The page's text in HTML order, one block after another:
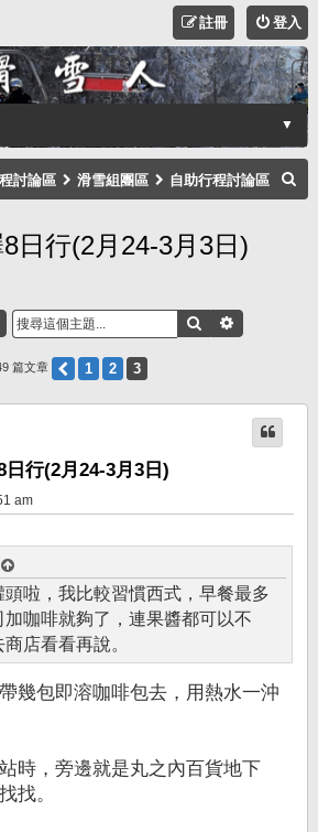
登入
註冊
▼
討論區 滑雪組團區 自助行程討論區
日行(2月24-3月3日)
搜尋
篇文章 上一頁
1 2 3
行(2月24-3月3日)
am
啦，我比較習慣西式，早餐最多
加咖啡就夠了，連果醬都可以不
店看看再說。
幾包即溶咖啡包去，用熱水一沖
時，旁邊就是丸之內百貨地下
找。